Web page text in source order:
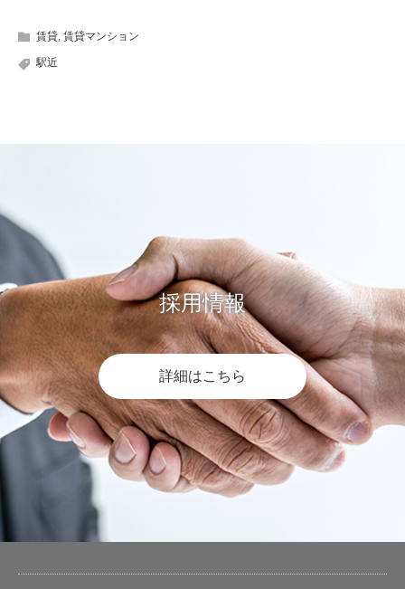
賃貸 賃貸マンション
駅近
採用情報
詳細はこちら